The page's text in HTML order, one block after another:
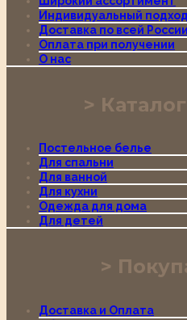
Индивидуальный подход
Доставка по всей России
Оплата при получении
О нас
Постельное белье
Для спальни
Для ванной
Для кухни
Одежда для дома
Для детей
Доставка и Оплата